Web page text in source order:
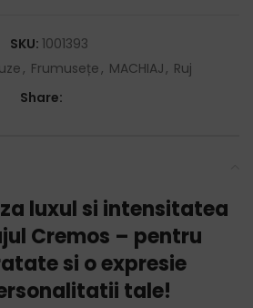
SKU: 1001393
, Frumusețe, MACHIAJ, Ruj
Share:
luxul si intensitatea
Cremos – pentru
si o expresie
tale!